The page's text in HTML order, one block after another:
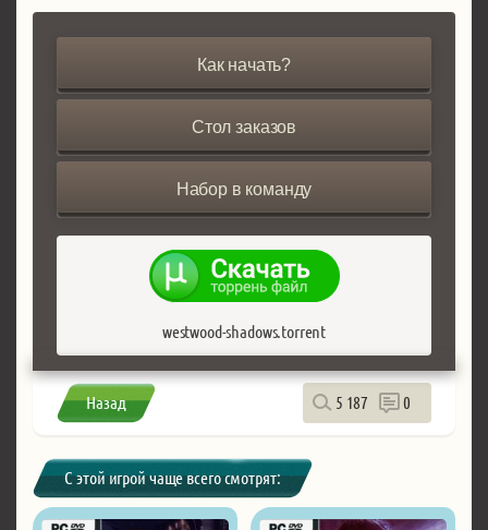
Как начать?
Стол заказов
Набор в команду
westwood-shadows.torrent
Назад 5 187 0
С этой игрой чаще всего смотрят: